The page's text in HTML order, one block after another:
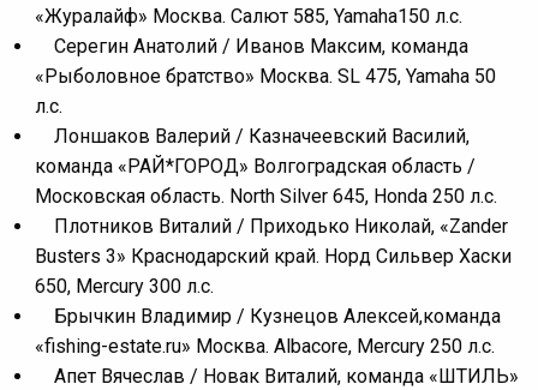
«Журалайф» Москва. Салют 585, Yamaha150 л.с.
Серегин Анатолий / Иванов Максим, команда
«Рыболовное братство» Москва. SL 475, Yamaha 50
л.с.
Лоншаков Валерий / Казначеевский Василий,
команда «РАЙ*ГОРОД» Волгоградская область /
Московская область. North Silver 645, Honda 250 л.с.
Плотников Виталий / Приходько Николай, «Zander
Busters 3» Краснодарский край. Норд Сильвер Хаски
650, Mercury 300 л.с.
Брычкин Владимир / Кузнецов Алексей,команда
«fishing-estate.ru» Москва. Albacore, Mercury 250 л.с.
Апет Вячеслав / Новак Виталий, команда «ШТИЛЬ»